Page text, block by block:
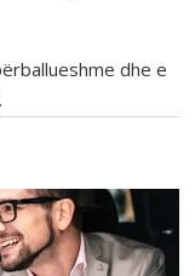
dhe e